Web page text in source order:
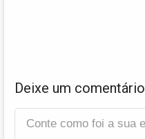
Deixe um comentário